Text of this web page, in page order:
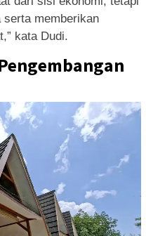
serta memberikan
kata Dudi.